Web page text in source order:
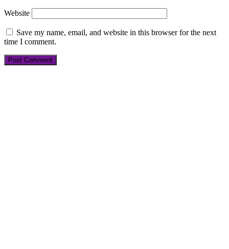
Website
Save my name, email, and website in this browser for the next
time I comment.